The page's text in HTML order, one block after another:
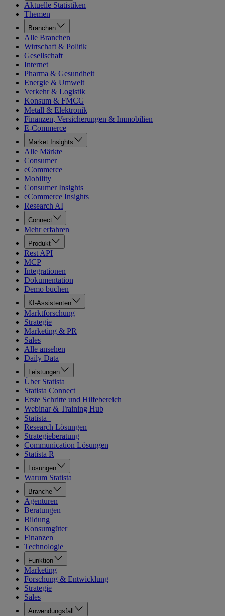
Aktuelle Statistiken
Themen
Branchen
Alle Branchen
Wirtschaft & Politik
Gesellschaft
Internet
Pharma & Gesundheit
Energie & Umwelt
Verkehr & Logistik
Konsum & FMCG
Metall & Elektronik
Finanzen, Versicherungen & Immobilien
E-Commerce
Market Insights
Alle Märkte
Consumer
eCommerce
Mobility
Consumer Insights
eCommerce Insights
Research AI
Connect
Mehr erfahren
Produkt
Rest API
MCP
Integrationen
Dokumentation
Demo buchen
KI-Assistenten
Marktforschung
Strategie
Marketing & PR
Sales
Alle ansehen
Daily Data
Leistungen
Über Statista
Statista Connect
Erste Schritte und Hilfebereich
Webinar & Training Hub
Statista+
Research Lösungen
Strategieberatung
Communication Lösungen
Statista R
Lösungen
Warum Statista
Branche
Agenturen
Beratungen
Bildung
Konsumgüter
Finanzen
Technologie
Funktion
Marketing
Forschung & Entwicklung
Strategie
Sales
Anwendungsfall